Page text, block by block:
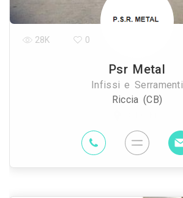
Psr Metal
Infissi e Serramenti
Riccia (CB)
28K 0